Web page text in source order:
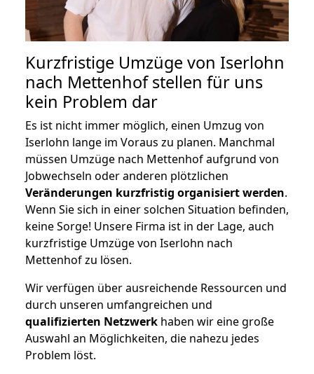
Kurzfristige Umzüge von Iserlohn
nach Mettenhof stellen für uns
kein Problem dar
Es ist nicht immer möglich, einen Umzug von
Iserlohn lange im Voraus zu planen. Manchmal
müssen Umzüge nach Mettenhof aufgrund von
Jobwechseln oder anderen plötzlichen
Veränderungen kurzfristig organisiert werden.
Wenn Sie sich in einer solchen Situation befinden,
keine Sorge! Unsere Firma ist in der Lage, auch
kurzfristige Umzüge von Iserlohn nach
Mettenhof zu lösen.
Wir verfügen über ausreichende Ressourcen und
durch unseren umfangreichen und
qualifizierten Netzwerk haben wir eine große
Auswahl an Möglichkeiten, die nahezu jedes
Problem löst.